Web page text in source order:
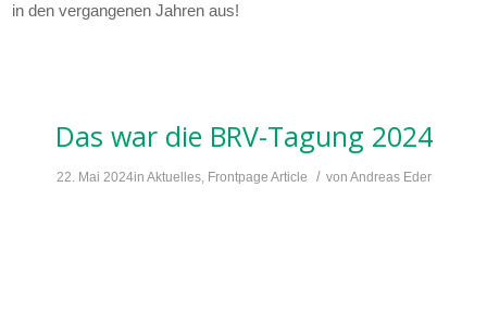
in den vergangenen Jahren aus!
Das war die BRV-Tagung 2024
22. Mai 2024in Aktuelles, Frontpage Article / von Andreas Eder